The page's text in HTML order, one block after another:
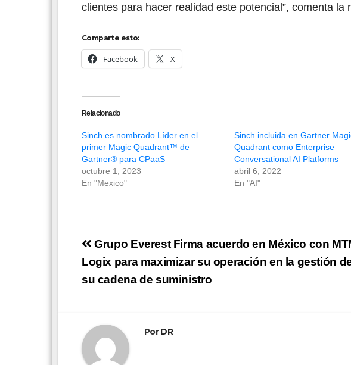
clientes para hacer realidad este potencial”, comenta la
Comparte esto:
Facebook X
Relacionado
Sinch es nombrado Líder en el
primer Magic Quadrant™ de
Gartner® para CPaaS
octubre 1, 2023
En "Mexico"
Sinch incluida en Gartner
Quadrant como Enterprise
Conversational AI Platforms
abril 6, 2022
En "AI"
Navegación
de
entradas
Grupo Everest Firma acuerdo en México con
Logix para maximizar su operación en la gestión
su cadena de suministro
PorDR